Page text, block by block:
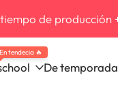
arriba de $549
En tendecia 🔥
De temporada